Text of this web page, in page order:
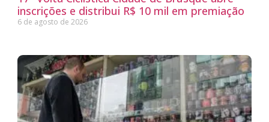
inscrições e distribui R$ 10 mil em premiação
6 de agosto de 2026